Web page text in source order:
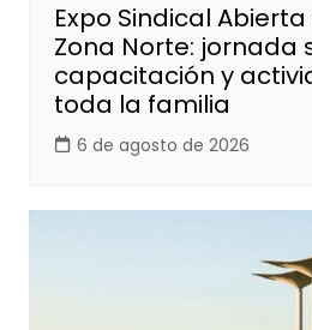
Expo Sindical
Zona Norte: jornada
capacitación y
toda la familia
6 de agosto de 2026